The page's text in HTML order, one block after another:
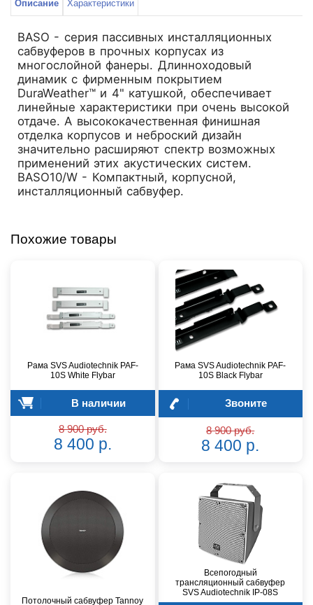
Описание Характеристики
BASO - серия пассивных инсталляционных
сабвуферов в прочных корпусах из
многослойной фанеры. Длинноходовый
динамик с фирменным покрытием
DuraWeather™ и 4" катушкой, обеспечивает
линейные характеристики при очень высокой
отдаче. А высококачественная финишная
отделка корпусов и неброский дизайн
значительно расширяют спектр возможных
применений этих акустических систем.
BASO10/W - Компактный, корпусной,
инсталляционный сабвуфер.
Похожие товары
Рама SVS Audiotechnik PAF-
10S White Flybar
В наличии
8 900 руб.
8 400 р.
Рама SVS Audiotechnik PAF-
10S Black Flybar
Звоните
8 900 руб.
8 400 р.
Потолочный сабвуфер Tannoy
Всепогодный
трансляционный сабвуфер
SVS Audiotechnik IP-08S